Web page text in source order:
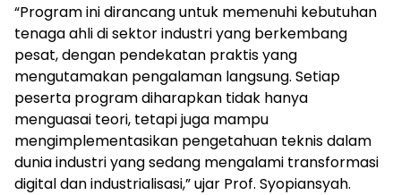
“Program ini dirancang untuk memenuhi kebutuhan
tenaga ahli di sektor industri yang berkembang
pesat, dengan pendekatan praktis yang
mengutamakan pengalaman langsung. Setiap
peserta program diharapkan tidak hanya
menguasai teori, tetapi juga mampu
mengimplementasikan pengetahuan teknis dalam
dunia industri yang sedang mengalami transformasi
digital dan industrialisasi,” ujar Prof. Syopiansyah.